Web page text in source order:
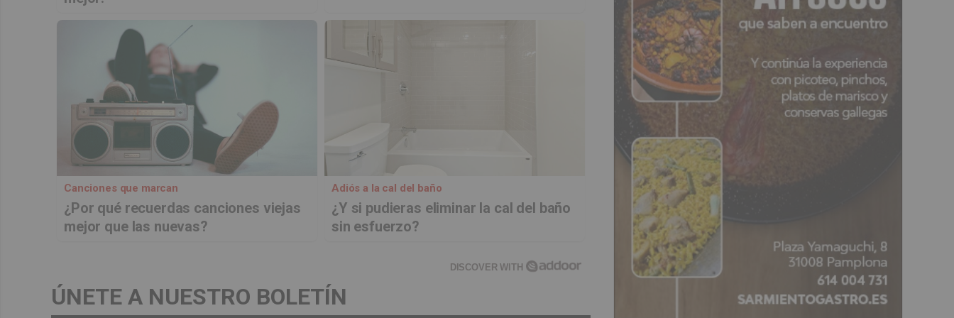
Canciones que marcan
¿Por qué recuerdas canciones viejas
mejor que las nuevas?
Adiós a la cal del baño
¿Y si pudieras eliminar la cal del baño
sin esfuerzo?
DISCOVER WITH
ÚNETE A NUESTRO BOLETÍN